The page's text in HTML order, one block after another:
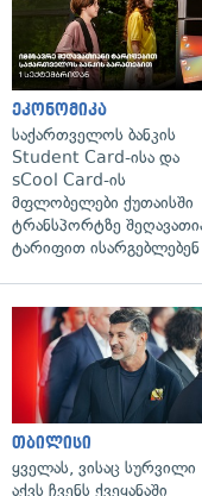
ეკონომიკა
საქართველოს ბანკის
Student Card-ისა და
sCool Card-ის
მფლობელები ქუთაისში
ტრანსპორტზე
ტარიფით ისარგებლებენ
თბილისი
ყველას, ვისაც სურვილი
აქვს ჩვენს ქვეყანაში